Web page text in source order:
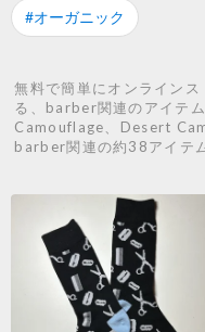
#オーガニック
無料で簡単にオンライン
る、barber関連のアイテ
Camouflage、Desert
barber関連の約38アイテ